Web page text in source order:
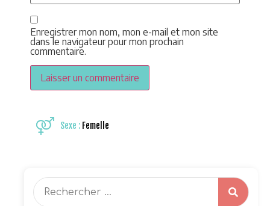
Enregistrer mon nom, mon e-mail et mon site
dans le navigateur pour mon prochain
commentaire.
Sexe : Femelle